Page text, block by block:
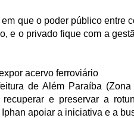
que o poder público entre
e o privado fique com a
acervo ferroviário
de Além Paraíba (Zona
e preservar a
apoiar a iniciativa e a